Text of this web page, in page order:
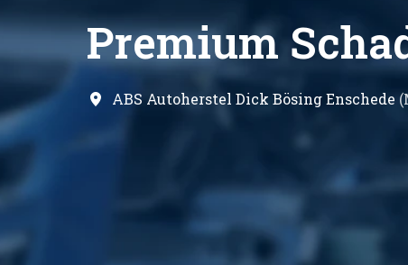
Premium
ABS Autoherstel Dick Bösing Enschede (